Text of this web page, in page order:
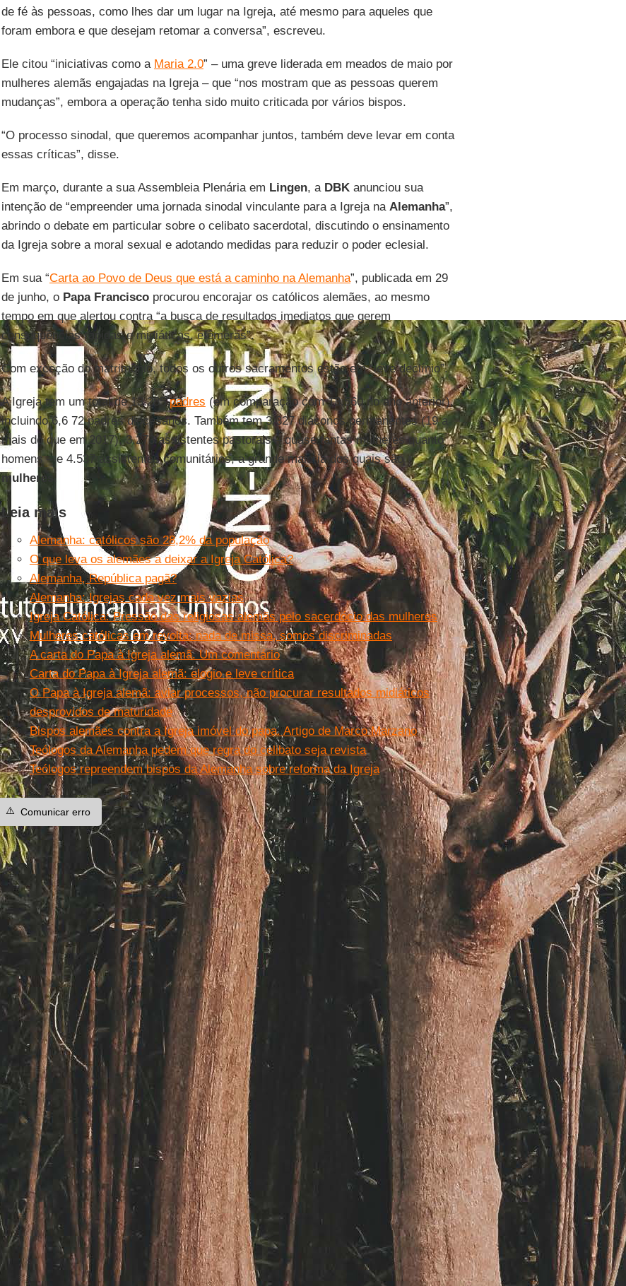
de fé às pessoas, como lhes dar um lugar na Igreja, até mesmo para aqueles que
foram embora e que desejam retomar a conversa”, escreveu.
Ele citou “iniciativas como a Maria 2.0” – uma greve liderada em meados de maio por
mulheres alemãs engajadas na Igreja – que “nos mostram que as pessoas querem
mudanças”, embora a operação tenha sido muito criticada por vários bispos.
“O processo sinodal, que queremos acompanhar juntos, também deve levar em conta
essas críticas”, disse.
Em março, durante a sua Assembleia Plenária em Lingen, a DBKanunciou sua
intenção de “empreender uma jornada sinodal vinculante para a Igreja na Alemanha”,
abrindo o debate em particular sobre o celibato sacerdotal, discutindo o ensinamento
da Igreja sobre a moral sexual e adotando medidas para reduzir o poder eclesial.
Em sua “Carta ao Povo de Deus que está a caminho na Alemanha”, publicada em 29
de junho, o Papa Francisco procurou encorajar os católicos alemães, ao mesmo
tempo em que alertou contra “a busca de resultados imediatos que gerem
consequências rápidas e midiáticas, efêmeras”.
Com exceção do matrimônio, todos os outros sacramentos estão em “leve declínio”.
A Igreja tem um total de 13.285padres (em comparação com 13.560 no ano anterior),
incluindo 6,6 72 padres diocesanos. Também tem 3.327 diáconos permanentes (19 a
mais do que em 2017), 3.273 assistentes pastorais – quase tantas mulheres quanto
homens – e 4.537 assistentes comunitários, a grande maioria dos quais são
mulheres
Leia mais
Alemanha: católicos são 28,2% da população
O que leva os alemães a deixar a Igreja Católica?
Alemanha, República pagã?
Alemanha: Igrejas cada vez mais vazias
Igreja Católica: Pressão das religiosas alemãs pelo sacerdócio das mulheres
Mulheres católicas em revolta: nada de missa, somos discriminadas
A carta do Papa à Igreja alemã. Um comentário
Carta do Papa à Igreja alemã: elogio e leve crítica
O Papa à Igreja alemã: aviar processos, não procurar resultados midiáticos
desprovidos de maturidade
Bispos alemães contra a Igreja imóvel do papa. Artigo deMarco Marzano
Teólogos da Alemanha pedem que regra do celibato seja revista
Teólogos repreendem bispos da Alemanha sobre reforma da Igreja
⚠️ Comunicar erro